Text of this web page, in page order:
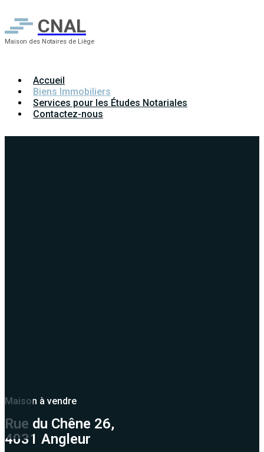
CNAL
Maison des Notaires de Liège
Accueil
Biens Immobiliers
Services pour les Études Notariales
Contactez-nous
Maison à vendre
Rue du Chêne 26,
4031 Angleur